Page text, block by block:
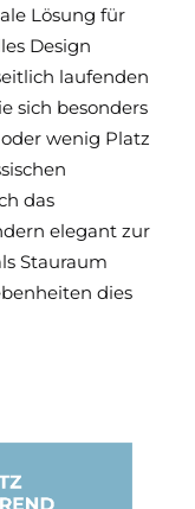
Lösung für
Design
laufenden
sich besonders
wenig Platz
das
elegant zur
Stauraum
dies
sind in
Dekoren